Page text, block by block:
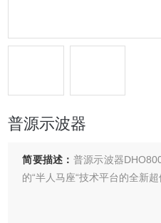
普源示波器
简要描述： 普源示波器
的“半人马座“技术平台的全新